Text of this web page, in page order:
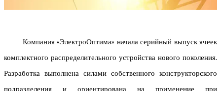
Компания «ЭлектроОптима» начала серийный выпуск ячеек
комплектного распределительного устройства нового поколения.
Разработка выполнена силами собственного конструкторского
подразделения и ориентирована на применение при